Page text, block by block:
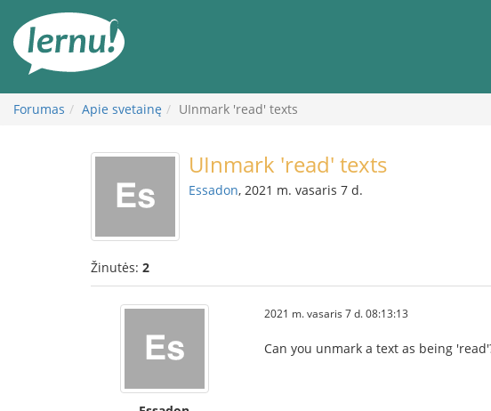
turinį
Forumas Apie svetainę UInmark 'read' texts
UInmark 'read' texts
Essadon, 2021 m. vasaris 7 d.
Žinutės: 2
2021 m. vasaris 7 d. 08:13:13
Can you unmark a text as being